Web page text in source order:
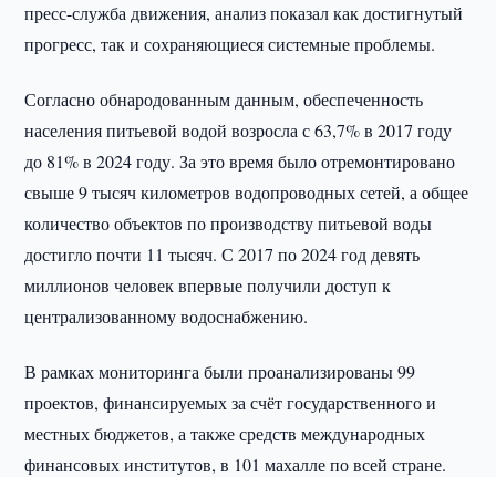
пресс-служба движения, анализ показал как достигнутый
прогресс, так и сохраняющиеся системные проблемы.
Согласно обнародованным данным, обеспеченность
населения питьевой водой возросла с 63,7% в 2017 году
до 81% в 2024 году. За это время было отремонтировано
свыше 9 тысяч километров водопроводных сетей, а общее
количество объектов по производству питьевой воды
достигло почти 11 тысяч. С 2017 по 2024 год девять
миллионов человек впервые получили доступ к
централизованному водоснабжению.
В рамках мониторинга были проанализированы 99
проектов, финансируемых за счёт государственного и
местных бюджетов, а также средств международных
финансовых институтов, в 101 махалле по всей стране.